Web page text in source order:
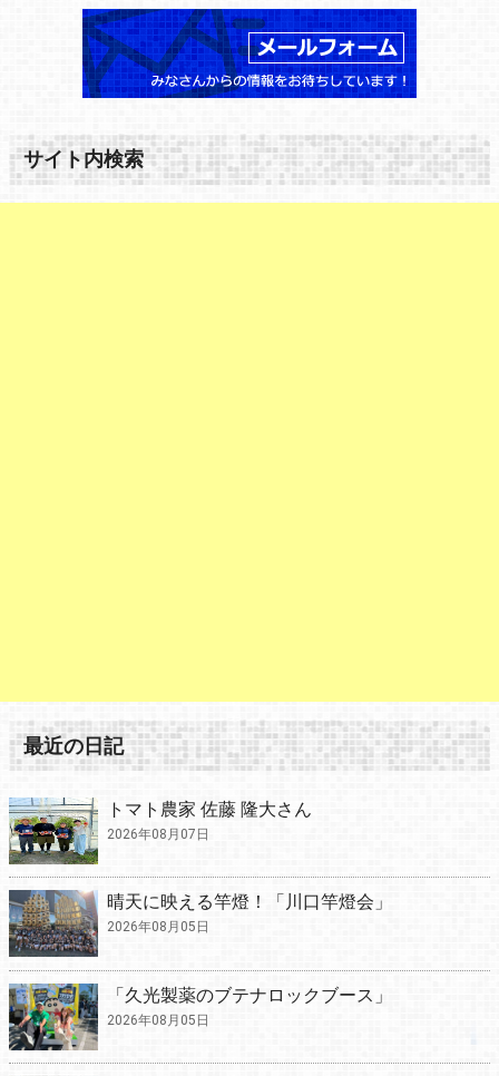
サイト内検索
最近の日記
トマト農家 佐藤 隆大さん
2026年08月07日
晴天に映える竿燈！「川口竿燈会」
2026年08月05日
「久光製薬のブテナロックブース」
2026年08月05日